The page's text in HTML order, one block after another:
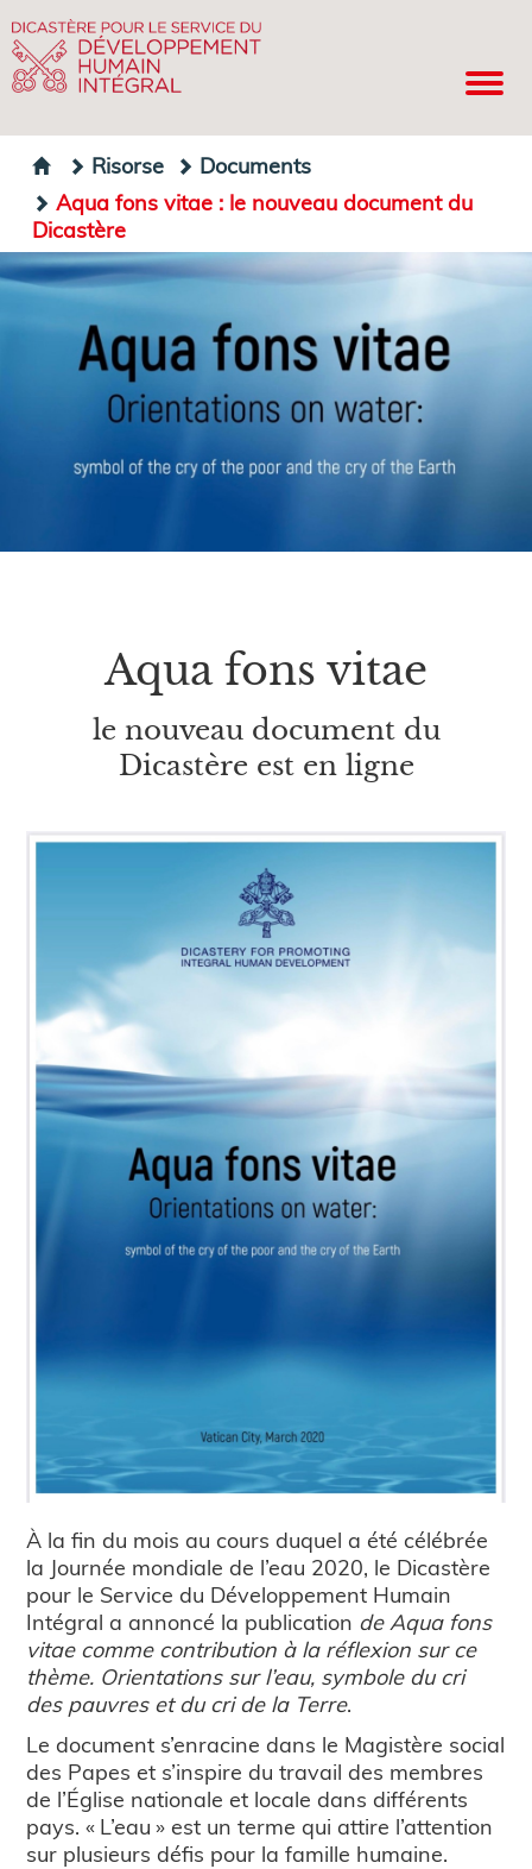
Risorse
Documents
Aqua fons vitae : le nouveau document du
Dicastère
Aqua fons vitae
le nouveau document du
Dicastère est en ligne
À la fin du mois au cours duquel a été célébrée
la Journée mondiale de l’eau 2020, le Dicastère
pour le Service du Développement Humain
Intégral a annoncé la publication de Aqua fons
vitae comme contribution à la réflexion sur ce
thème. Orientations sur l’eau, symbole du cri
des pauvres et du cri de la Terre.
Le document s’enracine dans le Magistère social
des Papes et s’inspire du travail des membres
de l’Église nationale et locale dans différents
pays. « L’eau » est un terme qui attire l’attention
sur plusieurs défis pour la famille humaine.